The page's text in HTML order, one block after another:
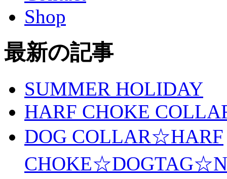
Shop
最新の記事
SUMMER HOLIDAY
HARF CHOKE
DOG COLLAR☆HARF